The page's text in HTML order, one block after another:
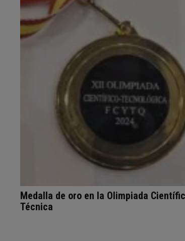
Medalla de oro en la Olimpiada
Técnica